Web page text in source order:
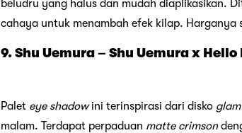
beludru yang halus dan mudah diaplikasikan.
cahaya untuk menambah efek kilap. Harganya
9. Shu Uemura – Shu Uemura x
Palet eye shadowini terinspirasi dari disko glam
malam. Terdapat perpaduan matte crimson